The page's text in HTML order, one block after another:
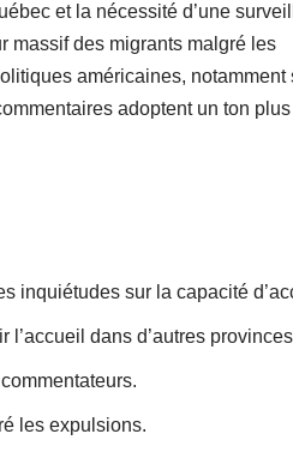
et la nécessité d’une
massif des migrants malgré les
américaines, notamment
adoptent un ton plus
inquiétudes sur la capacité
l’accueil dans d’autres
les expulsions.